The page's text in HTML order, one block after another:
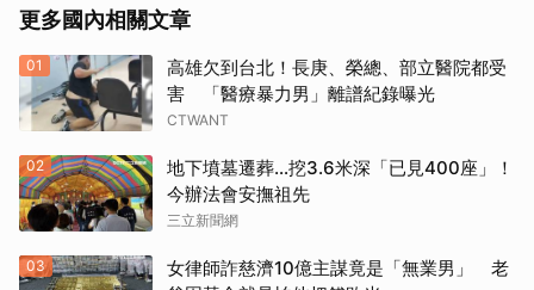
更多國內相關文章
01
高雄欠到台北！長庚、榮總、部立醫院都受
害 「醫療暴力男」離譜紀錄曝光
CTWANT
02
地下墳墓遷葬…挖3.6米深「已見400座」！
今辦法會安撫祖先
三立新聞網
03
女律師詐慈濟10億主謀竟是「無業男」 老